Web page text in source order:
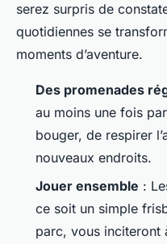
serez surpris de
quotidiennes se
moments d’aventure.
Des promenades
au moins une fois
bouger, de respirer
nouveaux endroits.
Jouer ensemble :
ce soit un simple
parc, vous inciteront